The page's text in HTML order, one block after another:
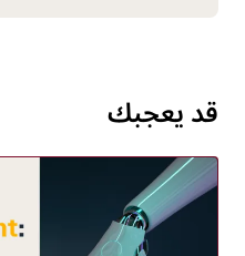
قد يعجبك